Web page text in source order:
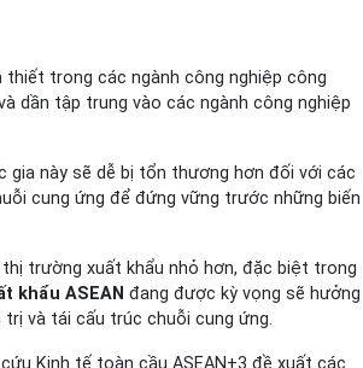
trong các ngành công nghiệp công
dần tập trung vào các ngành công nghiệp
gia này sẽ dễ bị tổn thương hơn đối với các
cung ứng để đứng vững trước những biến
trường xuất khẩu nhỏ hơn, đặc biệt trong
khẩu ASEAN đang được kỳ vọng sẽ hưởng
và tái cấu trúc chuỗi cung ứng.